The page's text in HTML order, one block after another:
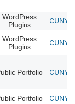
WordPress
Plugins
CUNY
WordPress
Plugins
CUNY
Portfolio CUNY
Portfolio CUNY